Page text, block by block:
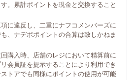
。累計ポイントを現金と交換すること
に違反し、二重にナフコメンバーズに
、ナデポポイントの合算は致しかねま
購入時、店舗のレジにおいて精算前に
会員証を提示することにより利用でき
トアでも同様にポイントの使用が可能